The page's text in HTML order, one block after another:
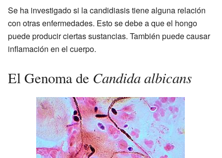
Se ha investigado si la candidiasis tiene alguna relación
con otras enfermedades. Esto se debe a que el hongo
puede producir ciertas sustancias. También puede causar
inflamación en el cuerpo.
El Genoma de Candida albicans